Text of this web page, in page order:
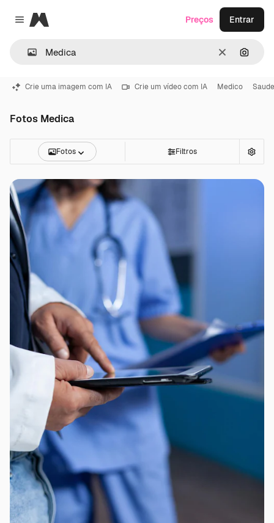
Close menu
Magnific
Limpar
Preços Entrar
Crie uma imagem com IA Crie um vídeo com IA Medico Saude
Fotos Medica
Fotos Filtros